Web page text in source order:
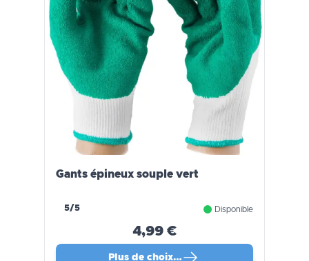
Gants épineux souple vert
5/5 Disponible
4,99 €
Plus de choix…